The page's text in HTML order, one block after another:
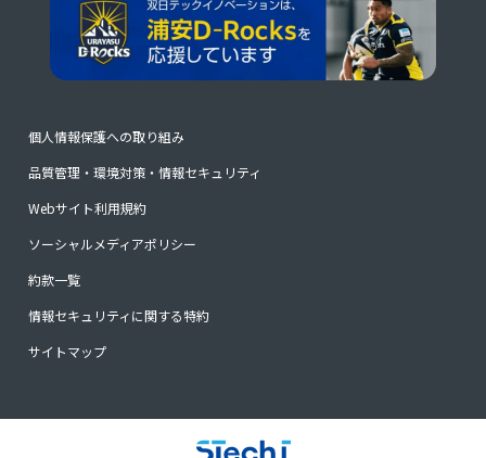
個人情報保護への取り組み
品質管理・環境対策・情報セキュリティ
Webサイト利用規約
ソーシャルメディアポリシー
約款一覧
情報セキュリティに関する特約
サイトマップ